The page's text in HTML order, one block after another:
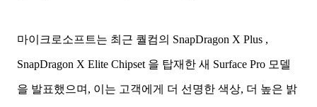
마이크로소프트는 최근 퀄컴의 SnapDragon X Plus ,
SnapDragon X Elite Chipset 을 탑재한 새 Surface Pro 모델
을 발표했으며, 이는 고객에게 더 선명한 색상, 더 높은 밝